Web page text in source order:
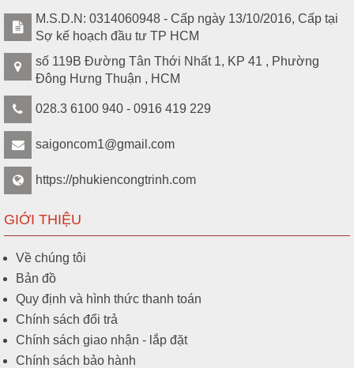
M.S.D.N: 0314060948 - Cấp ngày 13/10/2016, Cấp tại
Sợ kế hoạch đầu tư TP HCM
số 119B Đường Tân Thới Nhất 1, KP 41 , Phường
Đông Hưng Thuận , HCM
028.3 6100 940 - 0916 419 229
saigoncom1@gmail.com
https://phukiencongtrinh.com
GIỚI THIỆU
Về chúng tôi
Bản đồ
Quy định và hình thức thanh toán
Chính sách đổi trả
Chính sách giao nhận - lắp đặt
Chính sách bảo hành